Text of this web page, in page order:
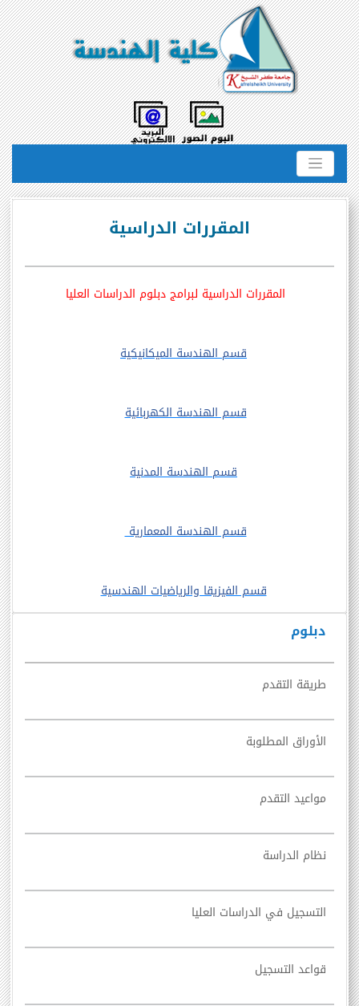
دبلوم
طريقة التقدم
الأوراق المطلوبة
مواعيد التقدم
نظام الدراسة
التسجيل في الدراسات العليا
قواعد التسجيل
المقررات الدراسية
المقررات الدراسية لبرامج دبلوم الدراسات العليا
قسم الهندسة الميكانيكية
قسم الهندسة الكهربائية
قسم الهندسة المدنية
قسم الهندسة المعمارية
قسم الفيزيقا والرياضيات الهندسية